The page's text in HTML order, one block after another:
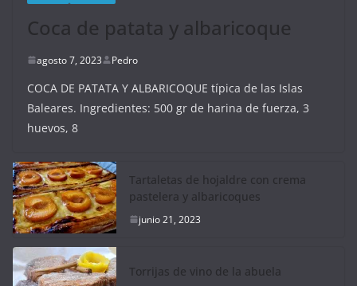
Coca de patata y albaricoque
agosto 7, 2023 Pedro
COCA DE PATATA Y ALBARICOQUE típica de las Islas
Baleares. Ingredientes: 500 gr de harina de fuerza, 3
huevos, 8
Tartaletas de hojaldre con crema
pastelera y albaricoques
junio 21, 2023
Torrijas de vino de la abuela